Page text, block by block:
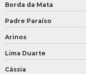
Borda da Mata
Padre Paraíso
Arinos
Lima Duarte
Cássia